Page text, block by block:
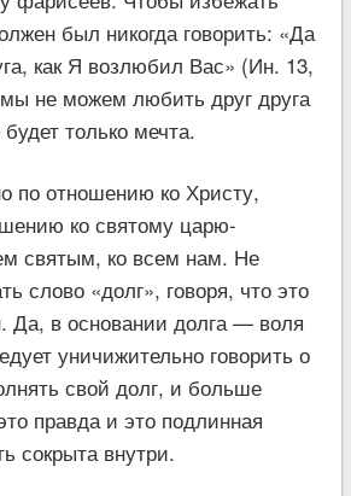
был никогда говорить: «Да
как Я возлюбил Вас» (Ин. 13,
не можем любить друг друга
только мечта.
по отношению ко Христу,
ко святому царю-
святым, ко всем нам. Не
слово «долг», говоря, что это
Да, в основании долга — воля
уничижительно говорить о
свой долг, и больше
правда и это подлинная
сокрыта внутри.